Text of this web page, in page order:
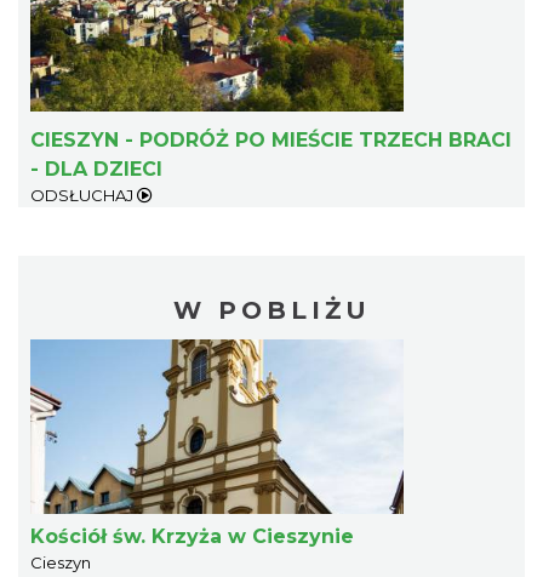
CIESZYN - PODRÓŻ PO MIEŚCIE TRZECH BRACI
- DLA DZIECI
ODSŁUCHAJ
W POBLIŻU
Kościół św. Krzyża w Cieszynie
Cieszyn